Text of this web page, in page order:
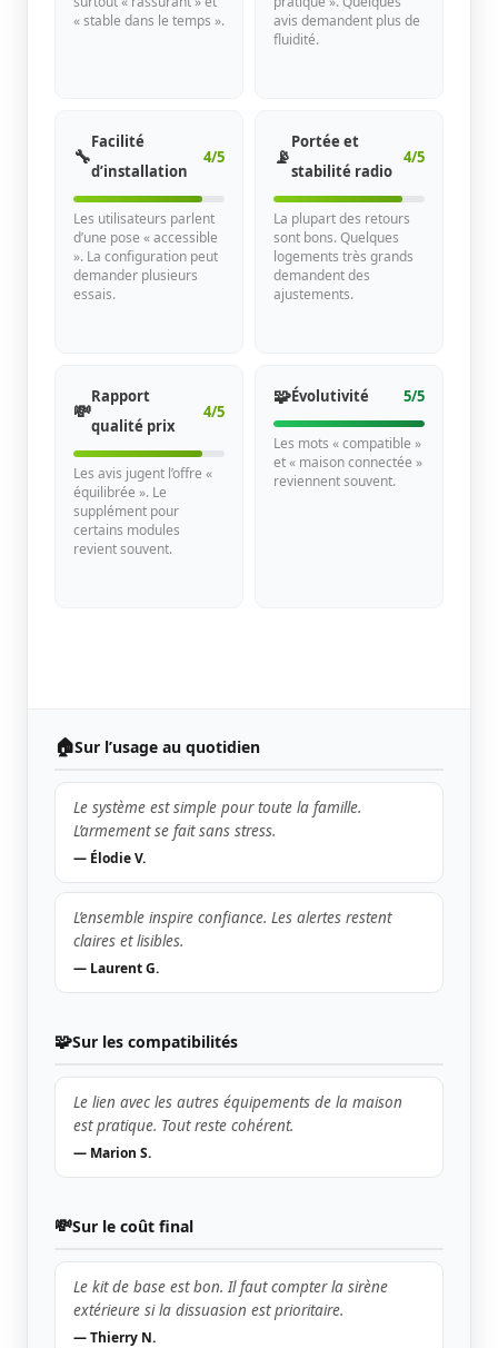
« stable dans le temps ».
avis demandent plus de
fluidité.
🔧
Facilité
d’installation
4/5
Les utilisateurs parlent
d’une pose « accessible
». La configuration peut
demander plusieurs
essais.
📡
Portée et
stabilité radio
4/5
La plupart des retours
sont bons. Quelques
logements très grands
demandent des
ajustements.
💸
Rapport
qualité prix
4/5
Les avis jugent l’offre «
équilibrée ». Le
supplément pour
certains modules
revient souvent.
🧩Évolutivité 5/5
Les mots « compatible »
et « maison connectée »
reviennent souvent.
🏠Sur l’usage au quotidien
Le système est simple pour toute la famille.
L’armement se fait sans stress.
— Élodie V.
L’ensemble inspire confiance. Les alertes restent
claires et lisibles.
— Laurent G.
🧩Sur les compatibilités
Le lien avec les autres équipements de la maison
est pratique. Tout reste cohérent.
— Marion S.
💸Sur le coût final
Le kit de base est bon. Il faut compter la sirène
extérieure si la dissuasion est prioritaire.
— Thierry N.